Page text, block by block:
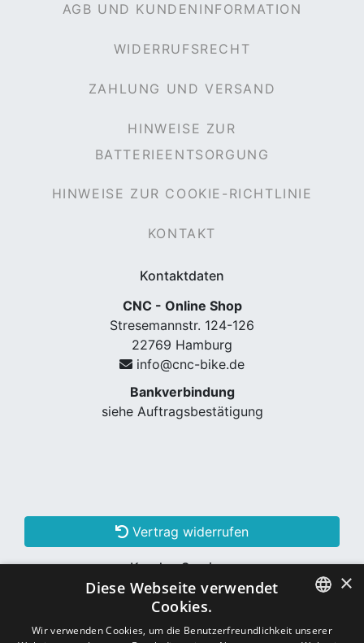
AGB UND KUNDENINFORMATION
WIDERRUFSRECHT
ZAHLUNG UND VERSAND
HINWEISE ZUR
BATTERIEENTSORGUNG
HINWEISE ZUR COOKIE-RICHTLINIE
KONTAKT
Kontaktdaten
CNC - Online Shop
Stresemannstr. 124-126
22769 Hamburg
info@cnc-bike.de
Bankverbindung
siehe Auftragsbestätigung
Vertrag widerrufen
Kunden Services
Konto erstellen
GERMAN
×
Diese Webseite verwendet
Cookies.
Wir verwenden Cookies, um die Benutzerfreundlichkeit unserer